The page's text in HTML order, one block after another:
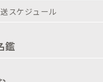
スケジュール
鑑